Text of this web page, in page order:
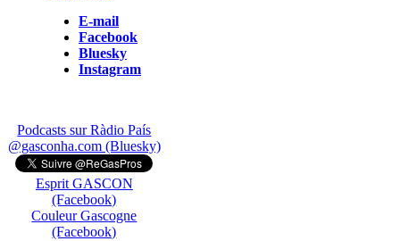
E-mail
Facebook
Bluesky
Instagram
Podcasts sur Ràdio País
@gasconha.com (Bluesky)
Esprit GASCON
(Facebook)
Couleur Gascogne
(Facebook)